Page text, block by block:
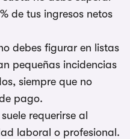
de tus ingresos netos
debes figurar en listas
pequeñas incidencias
siempre que no
pago.
suele requerirse al
laboral o profesional.